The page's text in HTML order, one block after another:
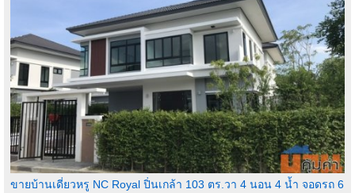
ขายบ้านเดี่ยวหรู NC Royal ปิ่นเกล้า 103 ตร.วา 4 นอน 4 น้ำ จอดรถ 6